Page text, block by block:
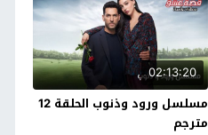
02:13:20
مسلسل ورود وذنوب الحلقة 12
مترجم